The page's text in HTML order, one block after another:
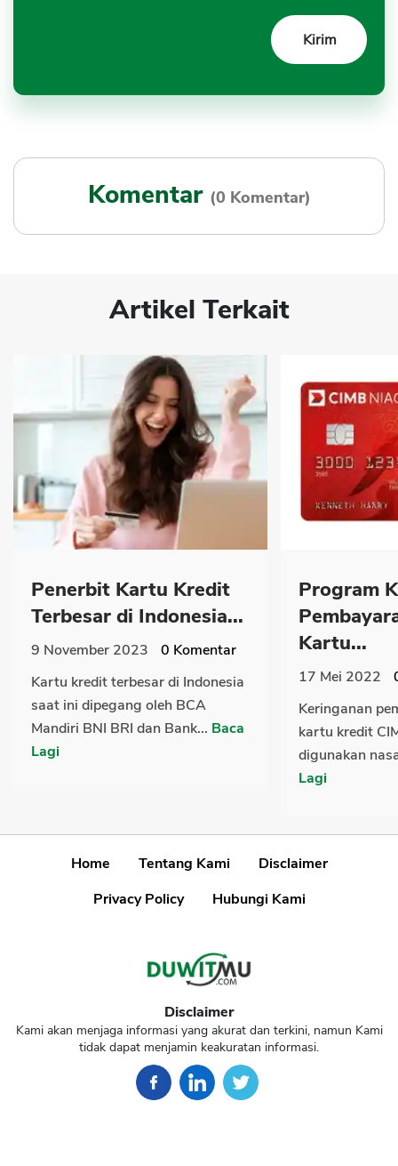
Komentar (0 Komentar)
Artikel Terkait
Penerbit Kartu Kredit
Terbesar di Indonesia...
9 November 2023 0 Komentar
Kartu kredit terbesar di Indonesia
saat ini dipegang oleh BCA
Mandiri BNI BRI dan Bank... Baca
Lagi
Program
Kartu...
17 Mei 2022
Keringanan
kartu kredit
digunakan
Lagi
Home Tentang Kami
Disclaimer
Privacy Policy
Hubungi Kami
Disclaimer
Kami akan menjaga informasi yang akurat dan terkini, namun Kami
tidak dapat menjamin keakuratan informasi.